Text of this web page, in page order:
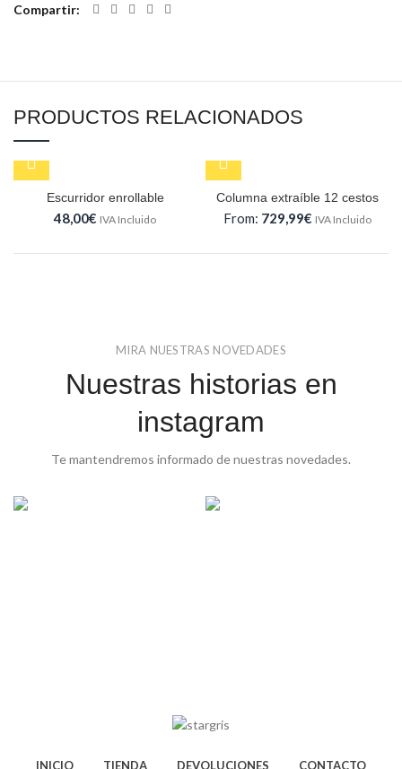
Compartir
PRODUCTOS RELACIONADOS
Escurridor enrollable
48,00€ IVA Incluido
Columna extraíble 12 cestos
From: 729,99€ IVA Incluido
MIRA NUESTRAS NOVEDADES
Nuestras historias en
instagram
Te mantendremos informado de nuestras novedades.
INICIO TIENDA DEVOLUCIONES CONTACTO